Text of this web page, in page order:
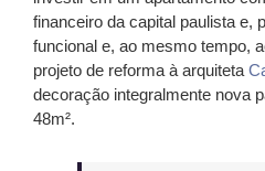
financeiro da capital paulista e,
funcional e, ao mesmo tempo,
projeto de reforma à arquiteta
decoração integralmente nova
48m².